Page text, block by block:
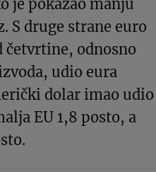
je pokazao manju
S druge strane euro
četvrtine, odnosno
udio eura
dolar imao udio
EU 1,8 posto, a